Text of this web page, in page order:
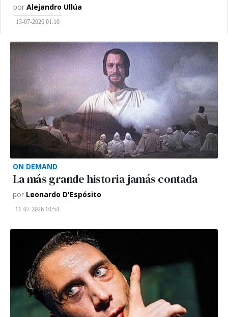
por Alejandro Ullúa
13-07-2026 01:10
ON DEMAND
La más grande historia jamás contada
por Leonardo D'Espósito
11-07-2026 10:54